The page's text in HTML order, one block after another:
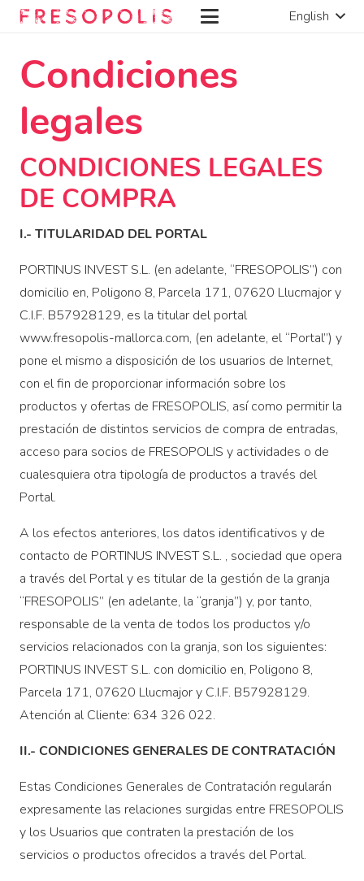
English
Condiciones
legales
CONDICIONES LEGALES
DE COMPRA
I.- TITULARIDAD DEL PORTAL
PORTINUS INVEST S.L. (en adelante, “FRESOPOLIS”) con
domicilio en, Poligono 8, Parcela 171, 07620 Llucmajor y
C.I.F. B57928129, es la titular del portal
www.fresopolis-mallorca.com, (en adelante, el “Portal”) y
pone el mismo a disposición de los usuarios de Internet,
con el fin de proporcionar información sobre los
productos y ofertas de FRESOPOLIS, así como permitir la
prestación de distintos servicios de compra de entradas,
acceso para socios de FRESOPOLIS y actividades o de
cualesquiera otra tipología de productos a través del
Portal.
A los efectos anteriores, los datos identificativos y de
contacto de PORTINUS INVEST S.L. , sociedad que opera
a través del Portal y es titular de la gestión de la granja
“FRESOPOLIS” (en adelante, la “granja”) y, por tanto,
responsable de la venta de todos los productos y/o
servicios relacionados con la granja, son los siguientes:
PORTINUS INVEST S.L. con domicilio en, Poligono 8,
Parcela 171, 07620 Llucmajor y C.I.F. B57928129.
Atención al Cliente: 634 326 022.
II.- CONDICIONES GENERALES DE CONTRATACIÓN
Estas Condiciones Generales de Contratación regularán
expresamente las relaciones surgidas entre FRESOPOLIS
y los Usuarios que contraten la prestación de los
servicios o productos ofrecidos a través del Portal.